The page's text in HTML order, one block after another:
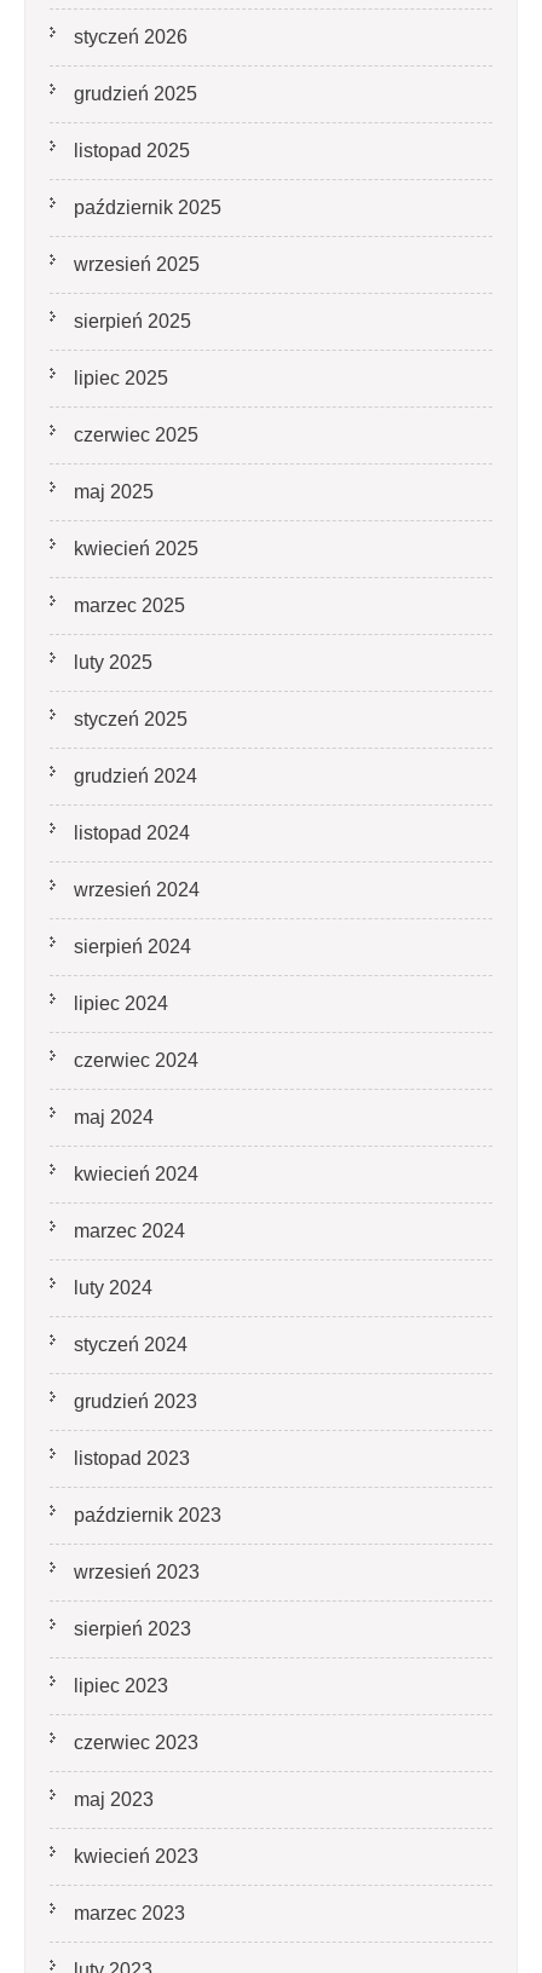
styczeń 2026
grudzień 2025
listopad 2025
październik 2025
wrzesień 2025
sierpień 2025
lipiec 2025
czerwiec 2025
maj 2025
kwiecień 2025
marzec 2025
luty 2025
styczeń 2025
grudzień 2024
listopad 2024
wrzesień 2024
sierpień 2024
lipiec 2024
czerwiec 2024
maj 2024
kwiecień 2024
marzec 2024
luty 2024
styczeń 2024
grudzień 2023
listopad 2023
październik 2023
wrzesień 2023
sierpień 2023
lipiec 2023
czerwiec 2023
maj 2023
kwiecień 2023
marzec 2023